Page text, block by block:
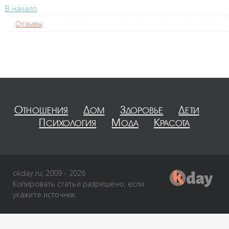
В начало
Отзывы
Отношения Дом Здоровье
Дети
Психология
Мода Красота
okday.ru, 2009 - 2026
Копировать статьи разрешено, если
укажите источник